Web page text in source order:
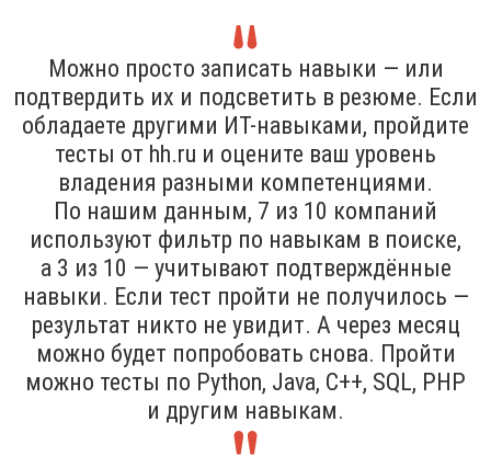
Можно просто записать навыки — или
подтвердить их и подсветить в резюме. Если
обладаете другими ИТ-навыками, пройдите
тесты от hh.ru и оцените ваш уровень
владения разными компетенциями.
По нашим данным, 7 из 10 компаний
используют фильтр по навыкам в поиске,
а 3 из 10 — учитывают подтверждённые
навыки. Если тест пройти не получилось —
результат никто не увидит. А через месяц
можно будет попробовать снова. Пройти
можно тесты по Python, Java, С++, SQL, PHP
и другим навыкам.